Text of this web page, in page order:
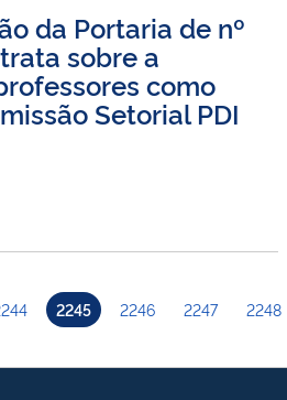
da Portaria de nº
sobre a
como
Setorial PDI
2245 2246 2247 2248